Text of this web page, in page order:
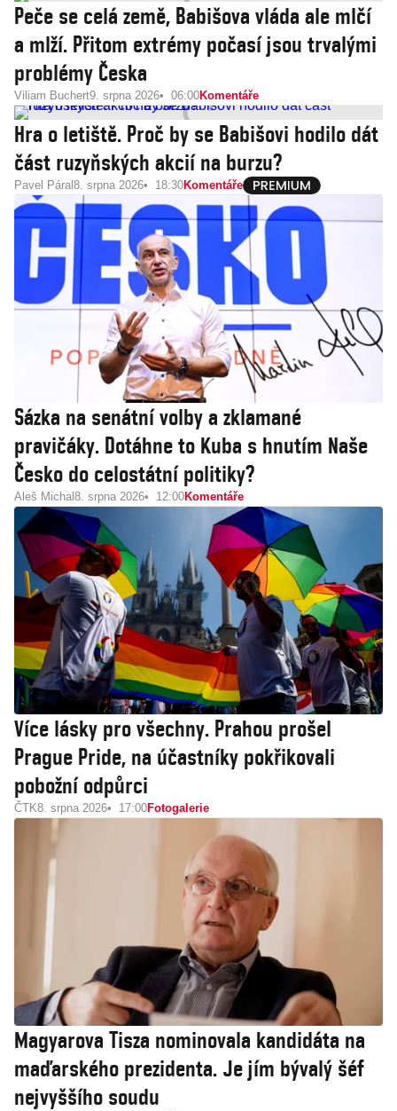
Peče se celá země, Babišova vláda ale mlčí
a mlží. Přitom extrémy počasí jsou trvalými
problémy Česka
Viliam Buchert9. srpna 2026 06:00Komentáře
Hra o letiště. Proč by se Babišovi hodilo dát
část ruzyňských akcií na burzu?
Pavel Páral 8. srpna 2026 18:30Komentáře
Sázka na senátní volby a zklamané
pravičáky. Dotáhne to Kuba s hnutím Naše
Česko do celostátní politiky?
Aleš Michal 8. srpna 2026 12:00Komentáře
Více lásky pro všechny. Prahou prošel
Prague Pride, na účastníky pokřikovali
pobožní odpůrci
ČTK8. srpna 2026 17:00Fotogalerie
Magyarova Tisza nominovala kandidáta na
maďarského prezidenta. Je jím bývalý šéf
nejvyššího soudu